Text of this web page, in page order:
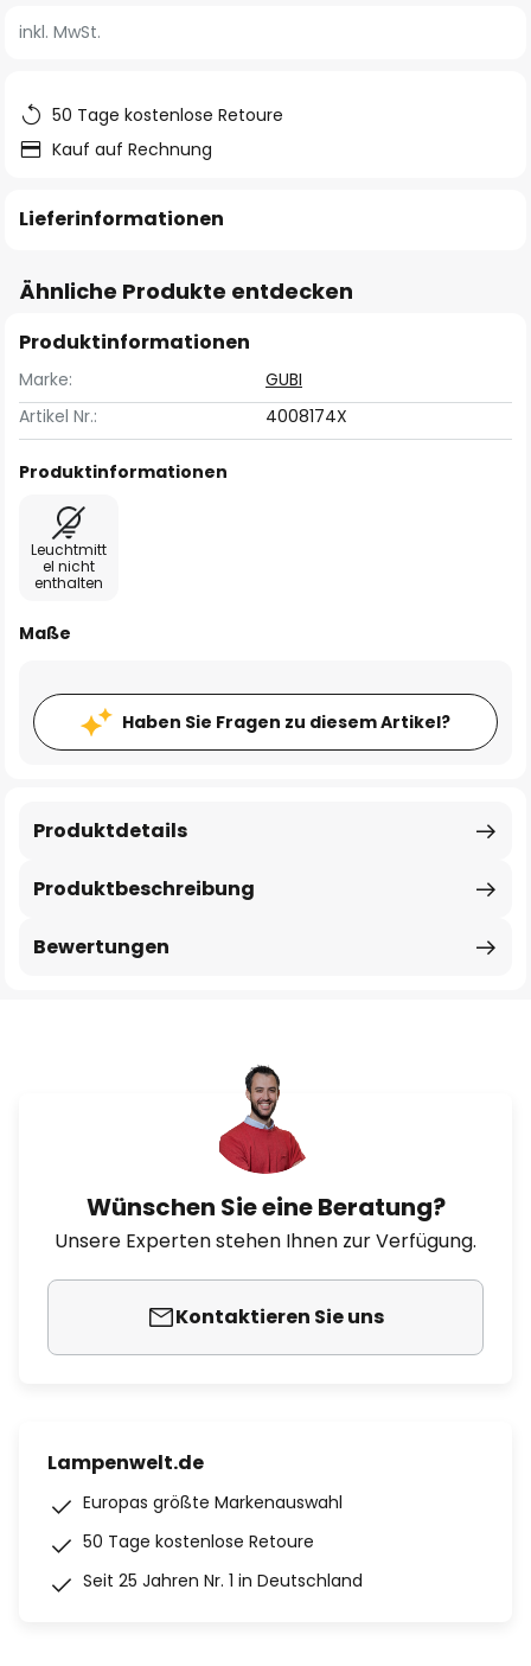
springen
inkl. MwSt.
50 Tage kostenlose Retoure
Kauf auf Rechnung
Lieferinformationen
Ähnliche Produkte entdecken
Produktinformationen
Marke:
GUBI
Artikel Nr.:
4008174X
Produktinformationen
Leuchtmitt
el nicht
enthalten
Maße
Haben Sie Fragen zu diesem Artikel?
Produktbeschreibung
Produktdetails
Bewertungen
Wünschen Sie eine Beratung?
Unsere Experten stehen Ihnen zur Verfügung.
Kontaktieren Sie uns
Lampenwelt.de
Europas größte Markenauswahl
50 Tage kostenlose Retoure
Seit 25 Jahren Nr. 1 in Deutschland